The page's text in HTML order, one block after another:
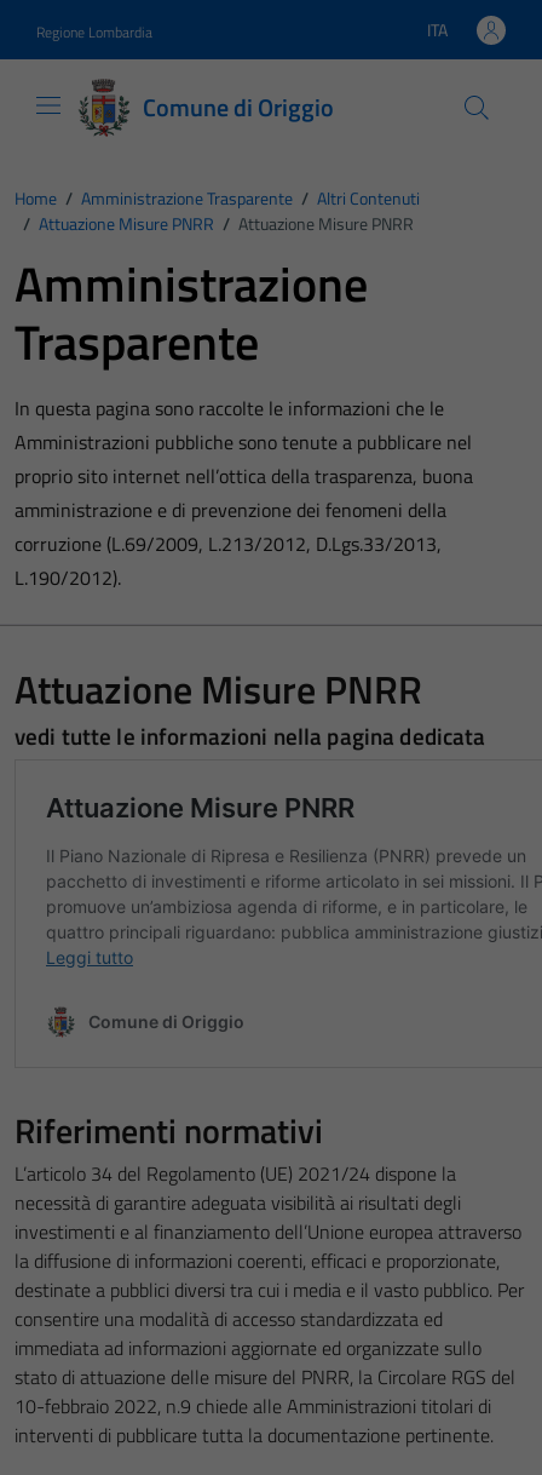
Regione Lombardia Lingua attiva:
ITA
Comune di Origgio
Home / Amministrazione Trasparente / Altri Contenuti
/ Attuazione Misure PNRR / Attuazione Misure PNRR
Amministrazione
Trasparente
In questa pagina sono raccolte le informazioni che le
Amministrazioni pubbliche sono tenute a pubblicare nel
proprio sito internet nell’ottica della trasparenza, buona
amministrazione e di prevenzione dei fenomeni della
corruzione (L.69/2009, L.213/2012, D.Lgs.33/2013,
L.190/2012).
Attuazione Misure PNRR
vedi tutte le informazioni nella pagina dedicata
Riferimenti normativi
L’articolo 34 del Regolamento (UE) 2021/24 dispone la
necessità di garantire adeguata visibilità ai risultati degli
investimenti e al finanziamento dell’Unione europea attraverso
la diffusione di informazioni coerenti, efficaci e proporzionate,
destinate a pubblici diversi tra cui i media e il vasto pubblico. Per
consentire una modalità di accesso standardizzata ed
immediata ad informazioni aggiornate ed organizzate sullo
stato di attuazione delle misure del PNRR, la Circolare RGS del
10-febbraio 2022, n.9 chiede alle Amministrazioni titolari di
interventi di pubblicare tutta la documentazione pertinente.